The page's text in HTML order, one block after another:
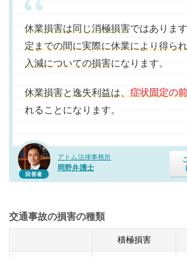
回答者
アトム法律事務所
岡野弁護士
休業損害は同じ消極損害ではあります
定までの間に実際に休業により得ら
入減についての損害になります。
休業損害と逸失利益は、症状固定の
れることになります。
交通事故の損害の種類
積極損害